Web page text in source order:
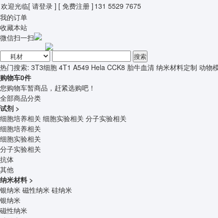
欢迎光临[ 请登录 ] [ 免费注册 ] 131 5529 7675
我的订单
收藏本站
微信扫一扫
搜索
热门搜索: 3T3细胞 4T1 A549 Hela CCK8 胎牛血清 纳米材料定制 动物
购物车0件
您购物车暂商品，赶紧选购吧！
全部商品分类
试剂 >
细胞培养相关 细胞实验相关 分子实验相关
细胞培养相关
细胞实验相关
分子实验相关
抗体
其他
纳米材料 >
银纳米 磁性纳米 硅纳米
银纳米
磁性纳米